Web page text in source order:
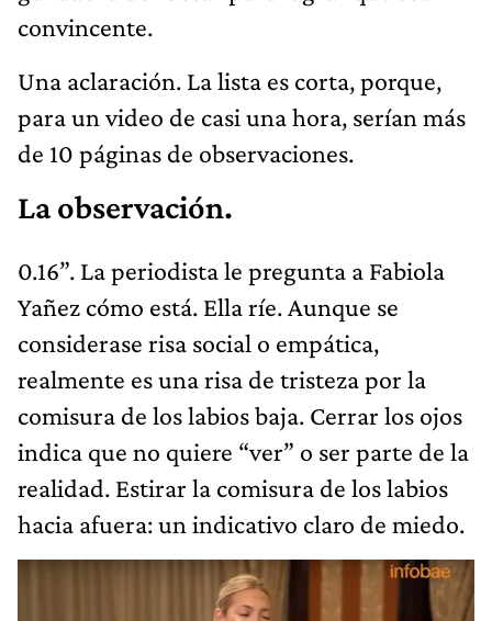
convincente.
Una aclaración. La lista es corta, porque,
para un video de casi una hora, serían más
de 10 páginas de observaciones.
La observación.
0.16”. La periodista le pregunta a Fabiola
Yañez cómo está. Ella ríe. Aunque se
considerase risa social o empática,
realmente es una risa de tristeza por la
comisura de los labios baja. Cerrar los ojos
indica que no quiere “ver” o ser parte de la
realidad. Estirar la comisura de los labios
hacia afuera: un indicativo claro de miedo.